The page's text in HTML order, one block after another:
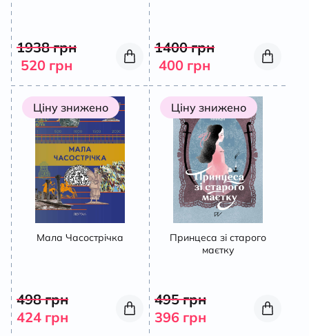
1938грн
520 грн
1400грн
400 грн
Ціну знижено
Мала Часострічка
498грн
424 грн
Ціну знижено
Принцеса зі старого
маєтку
495грн
396 грн